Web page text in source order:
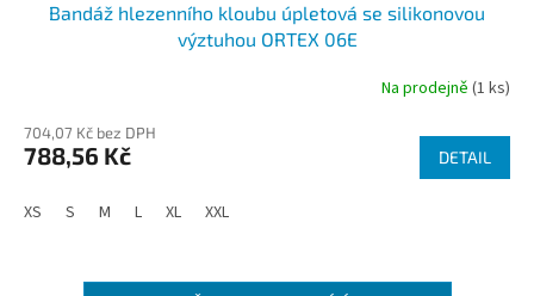
Bandáž hlezenního kloubu úpletová se silikonovou
výztuhou ORTEX 06E
Na prodejně (1 ks)
704,07 Kč bez DPH
788,56 Kč DETAIL
XS S M L XL XXL